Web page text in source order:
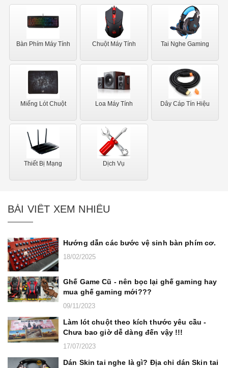
Bàn Phím Máy Tính Chuột Máy Tính Tai Nghe Gaming
Miếng Lót Chuột Loa Máy Tính Dây Cáp Tín Hiệu
Thiết Bị Mạng Dịch Vụ
BÀI VIẾT XEM NHIỀU
Hướng dẫn các bước vệ sinh bàn phím cơ.
18/02/2025
Ghế Game Cũ - nên bọc lại ghế gaming hay
mua ghế gaming mới???
09/11/2023
Làm lót chuột theo kích thước yêu cầu -
Chưa bao giờ dễ dàng đến vậy !!!
17/07/2023
Dán Skin tai nghe là gì? Địa chỉ dán Skin tai